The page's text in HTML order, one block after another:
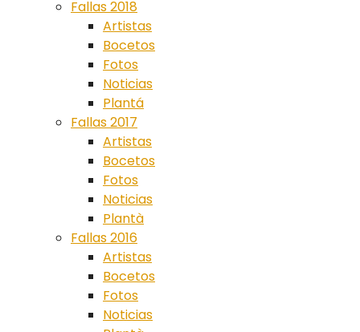
Fallas 2018
Artistas
Bocetos
Fotos
Noticias
Plantá
Fallas 2017
Artistas
Bocetos
Fotos
Noticias
Plantà
Fallas 2016
Artistas
Bocetos
Fotos
Noticias